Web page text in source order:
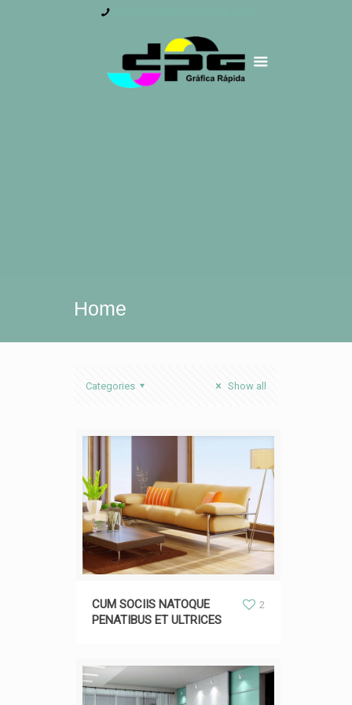
Home
Categories Show all
CUM SOCIIS NATOQUE
PENATIBUS ET ULTRICES
2